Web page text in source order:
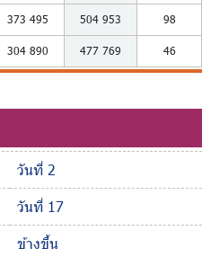
373 495 504 953 98
304 890 477 769 46
วันที่ 2
วันที่ 17
ข้างขึ้น